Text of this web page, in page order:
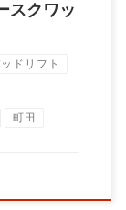
スクワッ
ドリフト
町田